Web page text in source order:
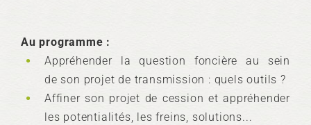
Au programme :
Appréhender la question foncière au sein
de son projet de transmission : quels outils ?
Affiner son projet de cession et appréhender
les potentialités, les freins, solutions...